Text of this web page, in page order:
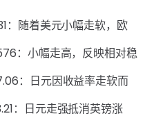
：随着美元小幅走软，欧
：小幅走高，反映相对稳
：日元因收益率走软而
：日元走强抵消英镑涨